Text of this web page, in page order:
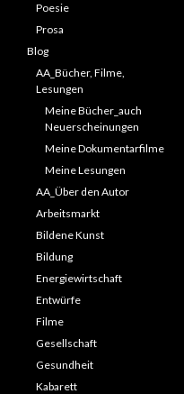
Poesie
Prosa
Blog
AA_Bücher, Filme,
Lesungen
Meine Bücher_auch
Neuerscheinungen
Meine Dokumentarfilme
Meine Lesungen
AA_Über den Autor
Arbeitsmarkt
Bildene Kunst
Bildung
Energiewirtschaft
Entwürfe
Filme
Gesellschaft
Gesundheit
Kabarett